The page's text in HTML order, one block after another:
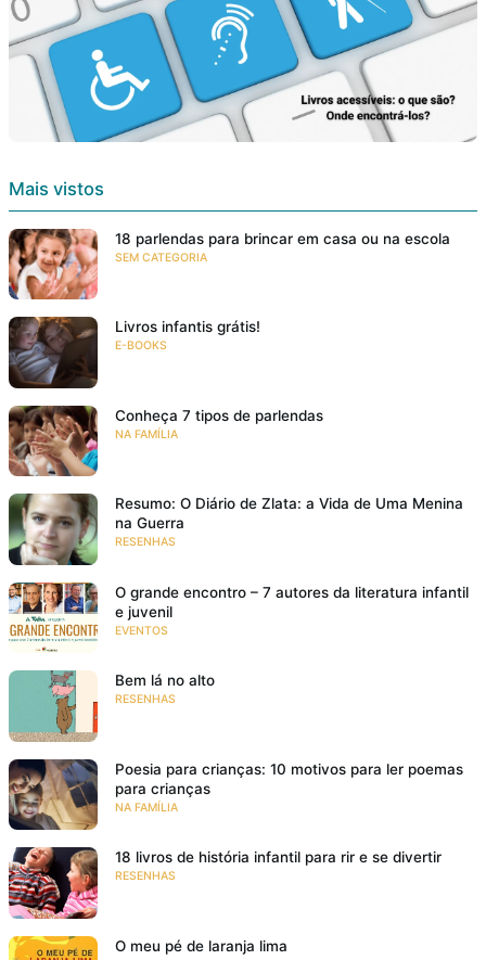
Mais vistos
18 parlendas para brincar em casa ou na escola
SEM CATEGORIA
Livros infantis grátis!
E-BOOKS
Conheça 7 tipos de parlendas
NA FAMÍLIA
Resumo: O Diário de Zlata: a Vida de Uma Menina
na Guerra
RESENHAS
O grande encontro – 7 autores da literatura infantil
e juvenil
EVENTOS
Bem lá no alto
RESENHAS
Poesia para crianças: 10 motivos para ler poemas
para crianças
NA FAMÍLIA
18 livros de história infantil para rir e se divertir
RESENHAS
O meu pé de laranja lima